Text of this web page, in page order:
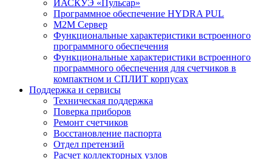
ИАСКУЭ «Пульсар»
Программное обеспечение HYDRA PUL
M2M Сервер
Функциональные характеристики встроенного
программного обеспечения
Функциональные характеристики встроенного
программного обеспечения для счетчиков в
компактном и СПЛИТ корпусах
Поддержка и сервисы
Техническая поддержка
Поверка приборов
Ремонт счетчиков
Восстановление паспорта
Отдел претензий
Расчет коллекторных узлов